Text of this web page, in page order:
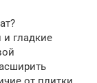
и гладкие